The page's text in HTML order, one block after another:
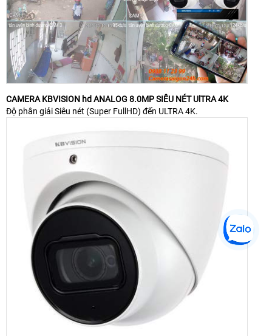
CAMERA KBVISION hd ANALOG 8.0MP SIÊU NÉT UlTRA 4K
Độ phân giải Siêu nét (Super FullHD) đến ULTRA 4K.